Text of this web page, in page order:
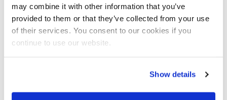
may combine it with other information that you’ve
provided to them or that they’ve collected from your use
of their services. You consent to our cookies if you
continue to use our website.
Show details